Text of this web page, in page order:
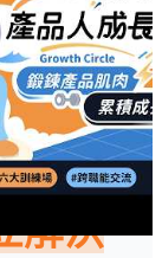
收指
解決